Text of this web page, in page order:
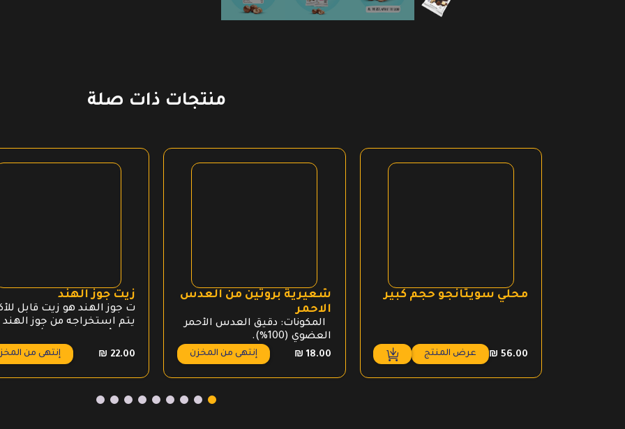
منتجات ذات صلة
محلي سويتانجو حجم كبير
₪ 56.00 عرض المنتج
شعيرية بروتين من العدس
الاحمر
المكونات: دقيق العدس الأحمر
العضوي (100%).
₪ 18.00 إنتهى من المخزن
زيت جوز الهند
ت جوز الهند هو زيت قابل
يتم استخراجه من جوز الهند
النبانية للدهون المشبعة في
العالم. ونوع الدهون
الموجود في زيت جوز الهند
الدهون الثلاثية متوسطة
₪ 22.00 إنتهى من